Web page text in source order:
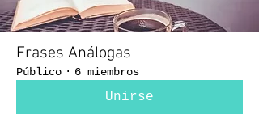
Frases Análogas
Público · 6 miembros
Unirse